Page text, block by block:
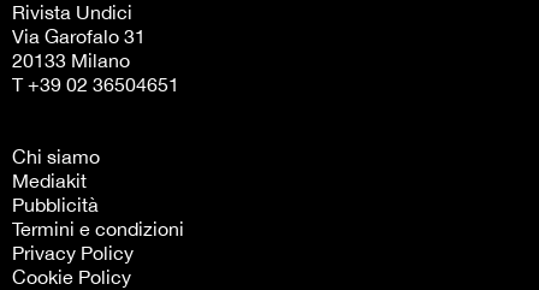
Rivista Undici
Via Garofalo 31
20133 Milano
T +39 02 36504651
Chi siamo
Mediakit
Pubblicità
Termini e condizioni
Privacy Policy
Cookie Policy